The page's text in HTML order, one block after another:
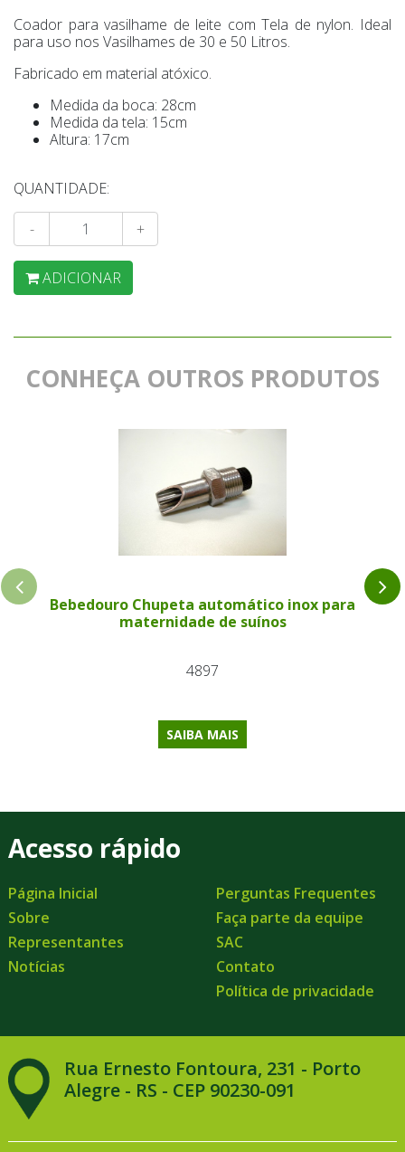
Coador para vasilhame de leite com Tela de nylon. Ideal
para uso nos Vasilhames de 30 e 50 Litros.
Fabricado em material atóxico.
Medida da boca: 28cm
Medida da tela: 15cm
Altura: 17cm
QUANTIDADE:
- +
ADICIONAR
CONHEÇA OUTROS PRODUTOS
Bebedouro Chupeta automático inox para
maternidade de suínos
4897
SAIBA MAIS
Acesso rápido
Página Inicial
Sobre
Representantes
Notícias
Perguntas Frequentes
Faça parte da equipe
SAC
Contato
Política de privacidade
Rua Ernesto Fontoura, 231 - Porto
Alegre - RS - CEP 90230-091